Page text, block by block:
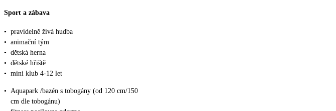
Sport a zábava
• pravidelně živá hudba
• animační tým
• dětská herna
• dětské hřiště
• mini klub 4-12 let
•
Aquapark /bazén s tobogány (od 120 cm/150
cm dle tobogánu)